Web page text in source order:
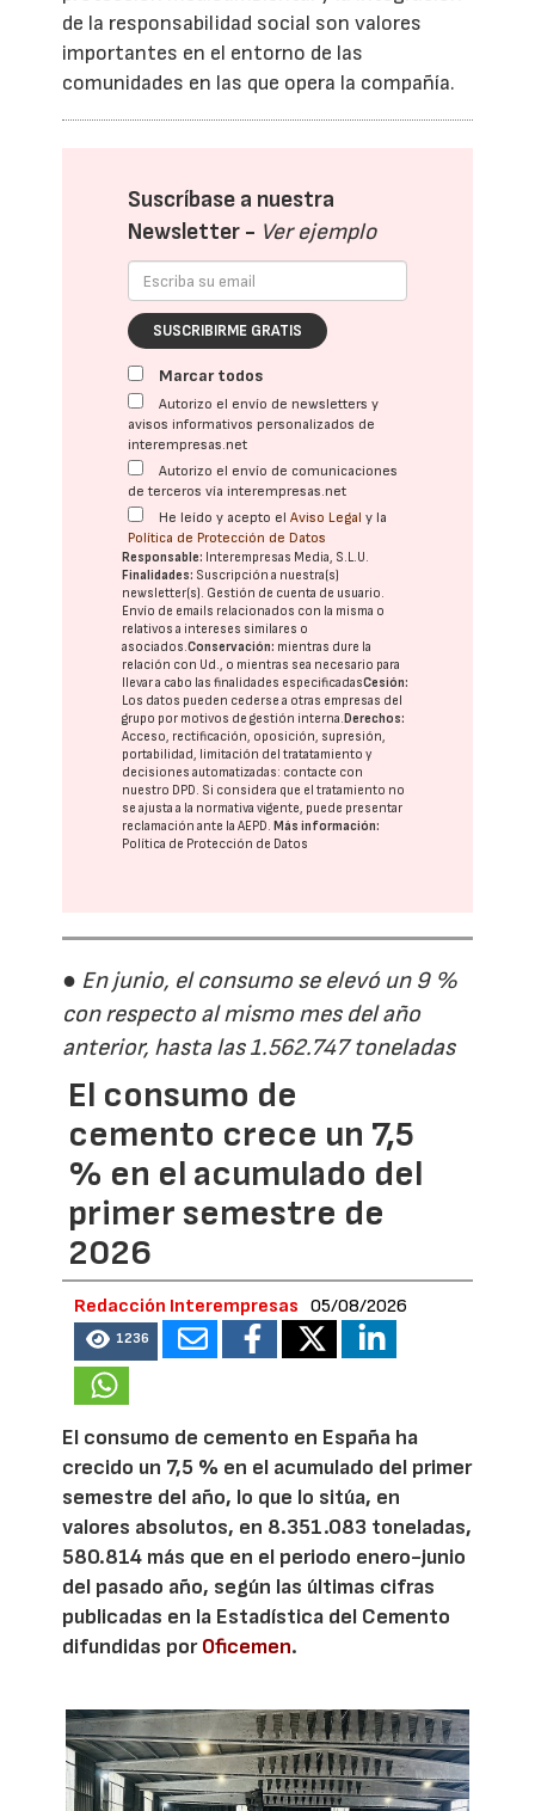
de la responsabilidad social son valores
importantes en el entorno de las
comunidades en las que opera la compañía.
Suscríbase a nuestra
Newsletter - Ver ejemplo
SUSCRIBIRME GRATIS
Marcar todos
Autorizo el envío de newsletters y
avisos informativos personalizados de
interempresas.net
Autorizo el envío de comunicaciones
de terceros vía interempresas.net
He leído y acepto elAviso Legal y la
Política de Protección de Datos
Responsable: Interempresas Media, S.L.U.
Finalidades: Suscripción a nuestra(s)
newsletter(s). Gestión de cuenta de usuario.
Envío de emails relacionados con la misma o
relativos a intereses similares o
asociados.Conservación: mientras dure la
relación con Ud., o mientras sea necesario para
llevar a cabo las finalidades especificadasCesión:
Los datos pueden cederse a otras empresas del
grupo por motivos de gestión interna. Derechos:
Acceso, rectificación, oposición, supresión,
portabilidad, limitación del tratatamiento y
decisiones automatizadas: contacte con
nuestro DPD. Si considera que el tratamiento no
se ajusta a la normativa vigente, puede presentar
reclamación ante laAEPD. Más información:
Política de Protección de Datos
● En junio, el consumo se elevó un 9 %
con respecto al mismo mes del año
anterior, hasta las 1.562.747 toneladas
El consumo de
cemento crece un 7,5
% en el acumulado del
primer semestre de
2026
Redacción Interempresas 05/08/2026
1236
El consumo de cemento en España ha
crecido un 7,5 % en el acumulado del primer
semestre del año, lo que lo sitúa, en
valores absolutos, en 8.351.083 toneladas,
580.814 más que en el periodo enero-junio
del pasado año, según las últimas cifras
publicadas en la Estadística del Cemento
difundidas porOficemen.